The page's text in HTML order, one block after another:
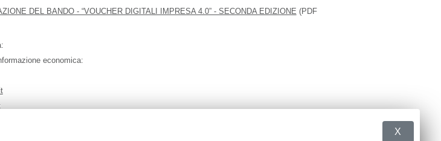
DEL BANDO - “VOUCHER DIGITALI IMPRESA 4.0” - SECONDA EDIZIONE (PDF
economica:
X